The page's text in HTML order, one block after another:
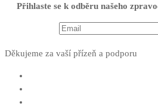
Přihlaste se k odběru našeho
Děkujeme za vaší přízeň a podporu